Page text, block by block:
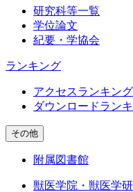
研究科等一覧
学位論文
紀要・学協会
ランキング
アクセスランキング
ダウンロードラン
その他
附属図書館
獣医学院・獣医学